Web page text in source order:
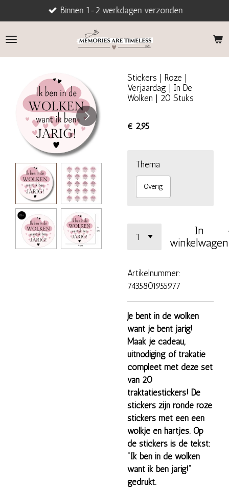
direct
naar
Binnen 1-2 werkdagen verzonden
Stickers | Roze |
Verjaardag | In De
Wolken | 20 Stuks
€ 2,95
Thema
Overig
In
winkelwagen
Artikelnummer:
7435801955977
Je bent in de wolken
want je bent jarig!
Maak je cadeau,
uitnodiging of trakatie
compleet met deze set
van 20
traktatiestickers! De
stickers zijn ronde roze
stickers met een een
wolkje en hartjes. Op
de stickers is de tekst:
"Ik ben in de wolken
want ik ben jarig!"
gedrukt.